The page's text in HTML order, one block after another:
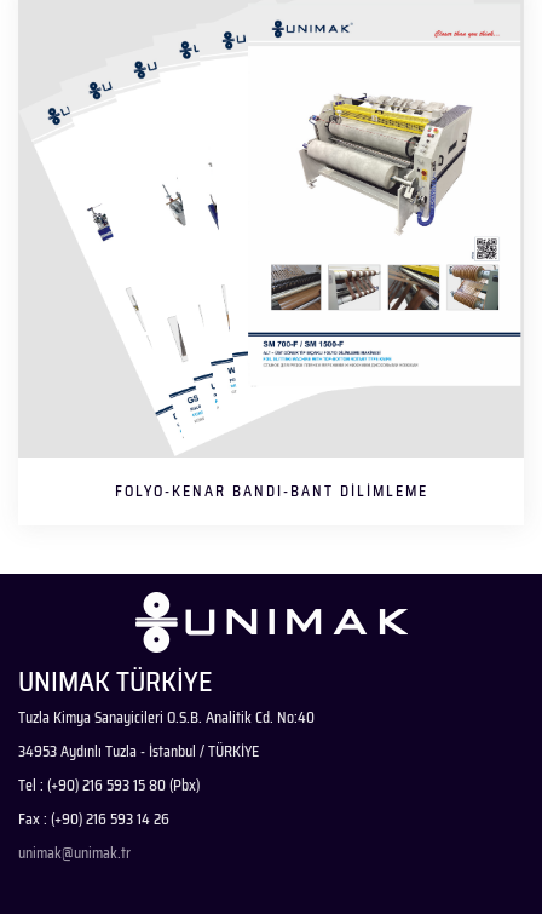
FOLYO-KENAR BANDI-BANT DILIMLEME
UNIMAK TÜRKİYE
Tuzla Kimya Sanayicileri O.S.B. Analitik Cd. No:40
34953 Aydınlı Tuzla - İstanbul / TÜRKİYE
Tel : (+90) 216 593 15 80 (Pbx)
Fax : (+90) 216 593 14 26
unimak@unimak.tr